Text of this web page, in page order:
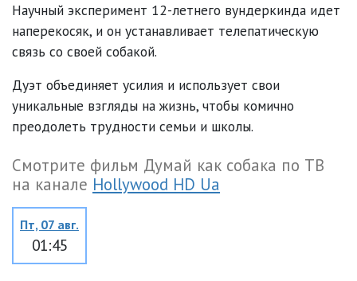
Научный эксперимент 12-летнего вундеркинда идет
наперекосяк, и он устанавливает телепатическую
связь со своей собакой.
Дуэт объединяет усилия и использует свои
уникальные взгляды на жизнь, чтобы комично
преодолеть трудности семьи и школы.
Смотрите фильм Думай как собака по ТВ
на канале Hollywood HD Ua
Пт, 07 авг.
01:45